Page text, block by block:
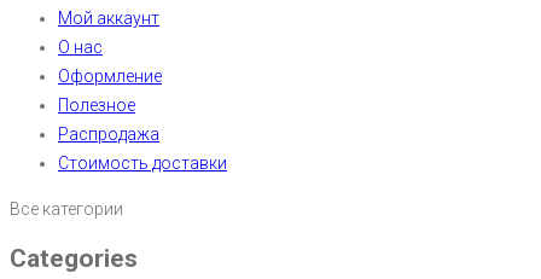
Мой аккаунт
О нас
Оформление
Полезное
Распродажа
Стоимость доставки
Все категории
Categories